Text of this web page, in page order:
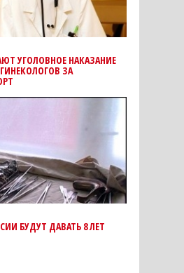
УГОЛОВНОЕ НАКАЗАНИЕ
ЗА
БУДУТ ДАВАТЬ 8 ЛЕТ